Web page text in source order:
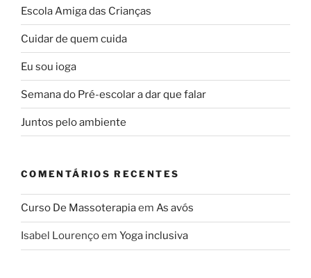
Escola Amiga das Crianças
Cuidar de quem cuida
Eu sou ioga
Semana do Pré-escolar a dar que falar
Juntos pelo ambiente
COMENTÁRIOS RECENTES
Curso De Massoterapiaem As avós
Isabel Lourençoem Yoga inclusiva